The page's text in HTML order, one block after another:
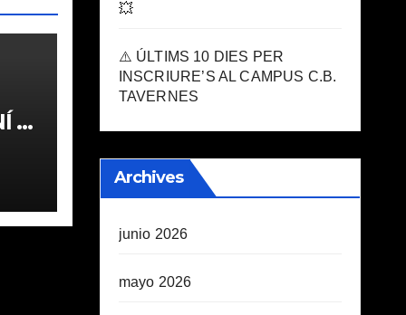
1ª
💥
⚠️ ÚLTIMS 10 DIES PER
INSCRIURE’S AL CAMPUS C.B.
TAVERNES
Archives
junio 2026
mayo 2026